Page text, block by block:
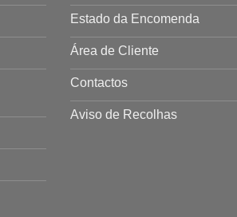
Estado da Encomenda
Área de Cliente
Contactos
Aviso de Recolhas